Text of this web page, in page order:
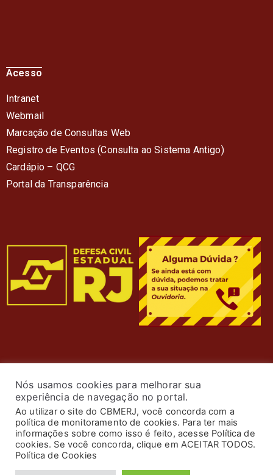
Acesso
Intranet
Webmail
Marcação de Consultas Web
Registro de Eventos (Consulta ao Sistema Antigo)
Cardápio – QCG
Portal da Transparência
© 2024 Corpo de Bombeiros Militar do Estado do Rio de
Janeiro. Todos os Direitos Reservados. Desenvolvimento
Nós usamos cookies para melhorar sua
experiência de navegação no portal.
Ao utilizar o site do CBMERJ, você concorda com a
política de monitoramento de cookies. Para ter mais
informações sobre como isso é feito, acesse Política de
cookies. Se você concorda, clique em ACEITAR TODOS.
Política de Cookies